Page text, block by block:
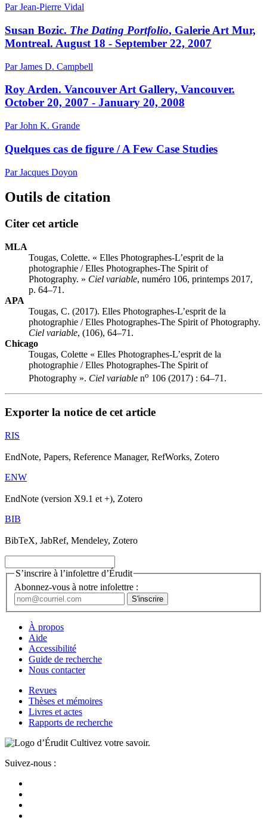
Par Jean-Pierre Vidal
Susan Bozic. The Dating Portfolio, Galerie Art Mur,
Montreal. August 18 - September 22, 2007
Par James D. Campbell
Roy Arden. Vancouver Art Gallery, Vancouver.
October 20, 2007 - January 20, 2008
Par John K. Grande
Quelques cas de figure / A Few Case Studies
Par Jacques Doyon
Outils de citation
Citer cet article
MLA
Tougas, Colette. « Elles Photographes-L’esprit de la
photographie / Elles Photographes-The Spirit of
Photography. » Ciel variable, numéro 106, printemps 2017,
p. 64–71.
APA
Tougas, C. (2017). Elles Photographes-L’esprit de la
photographie / Elles Photographes-The Spirit of Photography.
Ciel variable, (106), 64–71.
Chicago
Tougas, Colette « Elles Photographes-L’esprit de la
photographie / Elles Photographes-The Spirit of
Photography ». Ciel variable no 106 (2017) : 64–71.
Exporter la notice de cet article
RIS
EndNote, Papers, Reference Manager, RefWorks, Zotero
ENW
EndNote (version X9.1 et +), Zotero
BIB
BibTeX, JabRef, Mendeley, Zotero
S’inscrire à l’infolettre d’Érudit
Abonnez-vous à notre infolettre :
À propos
Aide
Accessibilité
Guide de recherche
Nous contacter
Revues
Thèses et mémoires
Livres et actes
Rapports de recherche
Cultivez votre savoir.
Suivez-nous :